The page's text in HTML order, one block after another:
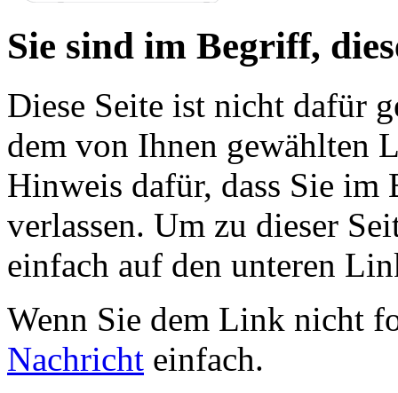
Sie sind im Begriff,
Diese Seite ist nicht dafür
dem von Ihnen gewählten
Hinweis dafür, dass Sie im
verlassen. Um zu dieser
einfach auf den unteren
Wenn Sie dem Link nicht
Nachricht einfach.